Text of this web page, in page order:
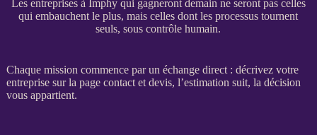
Les entreprises à Imphy qui gagneront demain ne seront pas celles
qui embauchent le plus, mais celles dont les processus tournent
seuls, sous contrôle humain.
Chaque mission commence par un échange direct : décrivez votre
entreprise sur la page contact et devis, l’estimation suit, la décision
vous appartient.